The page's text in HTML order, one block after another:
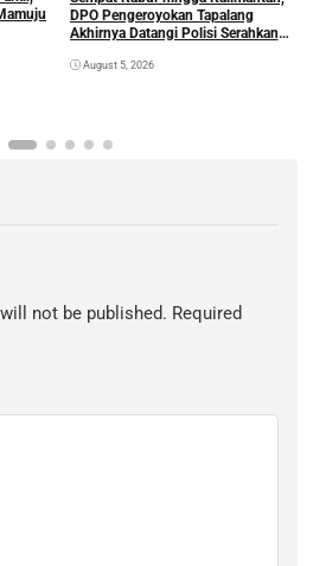
DPO Pengeroyokan Tapalang
Akhirnya Datangi Polisi Serahkan
August 5, 2026
not be published. Required